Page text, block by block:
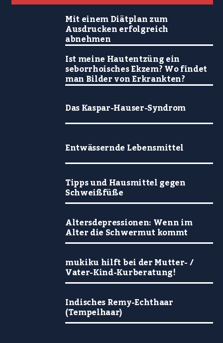
Mit einem Diätplan zum
Ausdrucken erfolgreich
abnehmen
Ist meine Hautentzüng ein
seborrhoisches Ekzem? Wo findet
man Bilder von Erkrankten?
Das Kaspar-Hauser-Syndrom
Entwässernde Lebensmittel
Tipps und Hausmittel gegen
Schweißfüße
Altersdepressionen: Wenn im
Alter die Schwermut kommt
mukiku hilft bei der Mutter- /
Vater-Kind-Kurberatung!
Indisches Remy-Echthaar
(Tempelhaar)